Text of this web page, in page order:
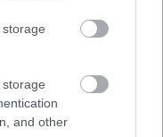
and other
4 / 4
hladilnika, ki jo
BMW M4. To pa niti